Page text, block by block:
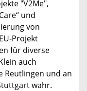
"V2Me",
und
von
Projekt
für diverse
auch
Reutlingen und an
wahr.